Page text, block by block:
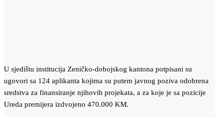
U sjedištu institucija Zeničko-dobojskog kantona potpisani su
ugovori sa 124 aplikanta kojima su putem javnog poziva odobrena
sredstva za finansiranje njihovih projekata, a za koje je sa pozicije
Ureda premijera izdvojeno 470.000 KM.